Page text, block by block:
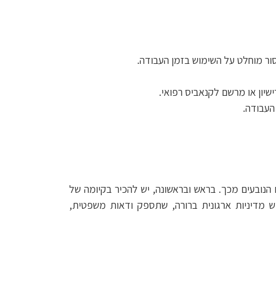
מוחלט על השימוש בזמן העבודה.
או מרשם לקנאביס רפואי.
מכך. בראש ובראשונה, יש להכיר בקיומה של
מדיניות ארגונית ברורה, שתספק ודאות משפטית,